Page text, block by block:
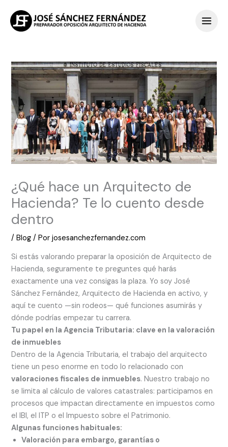
contenido
¿Qué hace un Arquitecto de
Hacienda? Te lo cuento desde
dentro
/Blog / Porjosesanchezfernandez.com
Si estás valorando preparar la oposición de Arquitecto de
Hacienda, seguramente te preguntes qué harás
exactamente una vez consigas la plaza. Yo soy José
Sánchez Fernández, Arquitecto de Hacienda en activo, y
aquí te cuento —sin rodeos— qué funciones asumirás y
dónde podrías empezar tu carrera.
Tu papel en la Agencia Tributaria: clave en la valoración
de inmuebles
Dentro de la Agencia Tributaria, el trabajo del arquitecto
tiene un peso enorme en todo lo relacionado con
valoraciones fiscales de inmuebles. Nuestro trabajo no
se limita al cálculo de valores catastrales: participamos en
procesos que impactan directamente en impuestos como
el IBI, el ITP o el Impuesto sobre el Patrimonio.
Algunas funciones habituales:
Valoración para embargo, garantías o